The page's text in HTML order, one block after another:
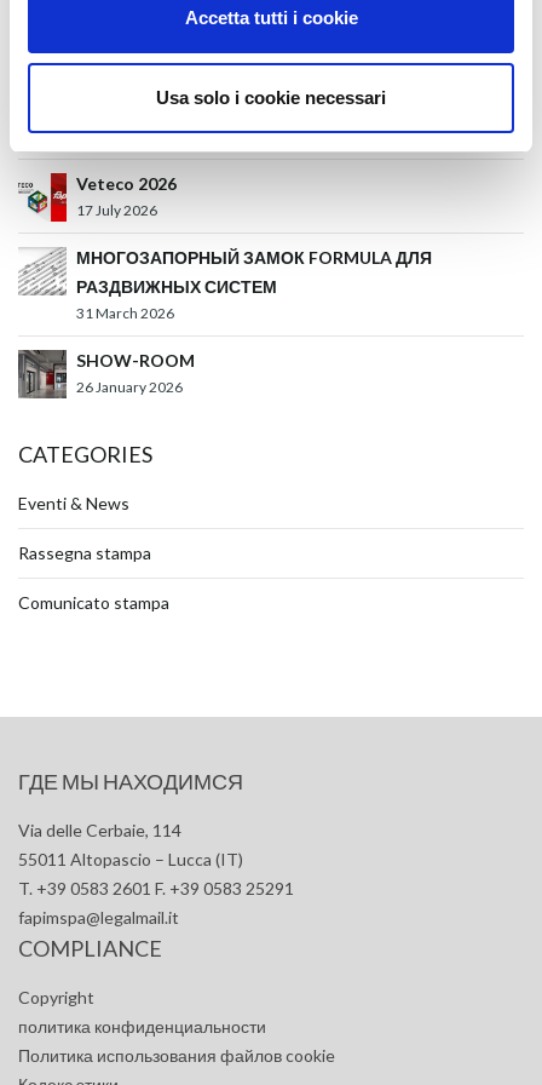
Accetta tutti i cookie
Usa solo i cookie necessari
27 July 2026
Batimat 2026
27 July 2026
Veteco 2026
17 July 2026
МНОГОЗАПОРНЫЙ ЗАМОК FORMULA ДЛЯ
РАЗДВИЖНЫХ СИСТЕМ
31 March 2026
SHOW-ROOM
26 January 2026
CATEGORIES
Eventi & News
Rassegna stampa
Comunicato stampa
ГДЕ МЫ НАХОДИМСЯ
Via delle Cerbaie, 114
55011 Altopascio – Lucca (IT)
T. +39 0583 2601 F. +39 0583 25291
fapimspa@legalmail.it
COMPLIANCE
Copyright
политика конфиденциальности
Политика использования файлов cookie